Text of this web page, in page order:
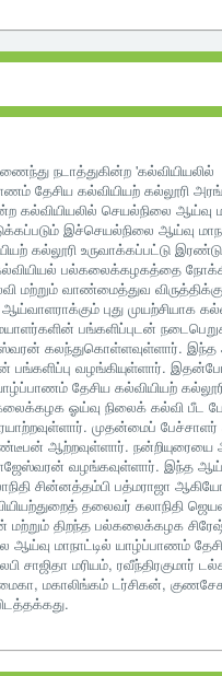
நடாத்துகின்ற 'கல்வியியலில்
தேசிய கல்வியியற் கல்லூரி
கல்வியியலில் செயல்நிலை ஆய்வு
இச்செயல்நிலை ஆய்வு
கல்லூரி உருவாக்கப்பட்டு
பல்கலைக்கழகத்தை
மற்றும் வாண்மைத்துவ விருத்திக்கு
புது முயற்சியாக
பங்களிப்புடன்
கலந்துகொள்ளவுள்ளார்.
பங்களிப்பு வழங்கியுள்ளார்.
தேசிய கல்வியியற்
ஓய்வு நிலைக் கல்வி பீட
முதன்மைப் பேச்சாளர்
ஆற்றவுள்ளார். நன்றியுரையை
இராஜேஸ்வரன் வழங்கவுள்ளார். இந்த
சின்னத்தம்பி பத்மராஜா
தலைவர் கலாநிதி
மற்றும் திறந்த பல்கலைக்கழக
ஆய்வு மாநாட்டில் யாழ்ப்பாணம்
சாஜிதா மரியம், ரவீந்திரகுமார்
மகாலிங்கம் டர்சிகன்,